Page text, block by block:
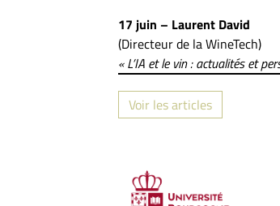
17 juin – Laurent David
(Directeur de la WineTech)
« L’IA et le vin : actualités et
Voir les articles